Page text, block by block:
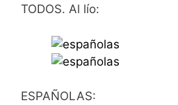
TODOS. Al lío:
ESPAÑOLAS: